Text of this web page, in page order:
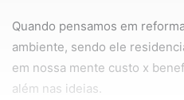
Quando pensamos em
ambiente, sendo ele
em nossa mente custo x
além nas ideias.